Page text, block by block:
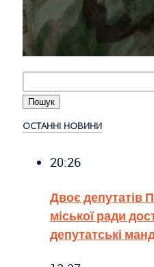
ОСТАННІ НОВИНИ
20:26
Двоє депутатів
міської ради
депутатські